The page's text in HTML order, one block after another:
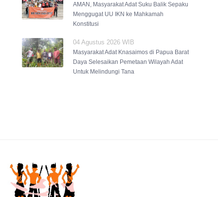
AMAN, Masyarakat Adat Suku Balik Sepaku
Menggugat UU IKN ke Mahkamah
Konstitusi
04 Agustus 2026 WIB
Masyarakat Adat Knasaimos di Papua Barat
Daya Selesaikan Pemetaan Wilayah Adat
Untuk Melindungi Tana